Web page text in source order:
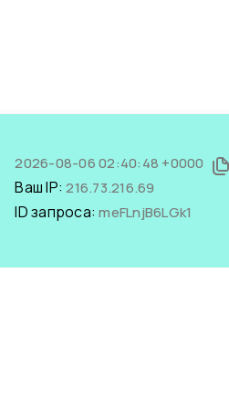
2026-08-06 02:40:48 +0000
Ваш IP:216.73.216.69
ID запроса:meFLnjB6LGk1